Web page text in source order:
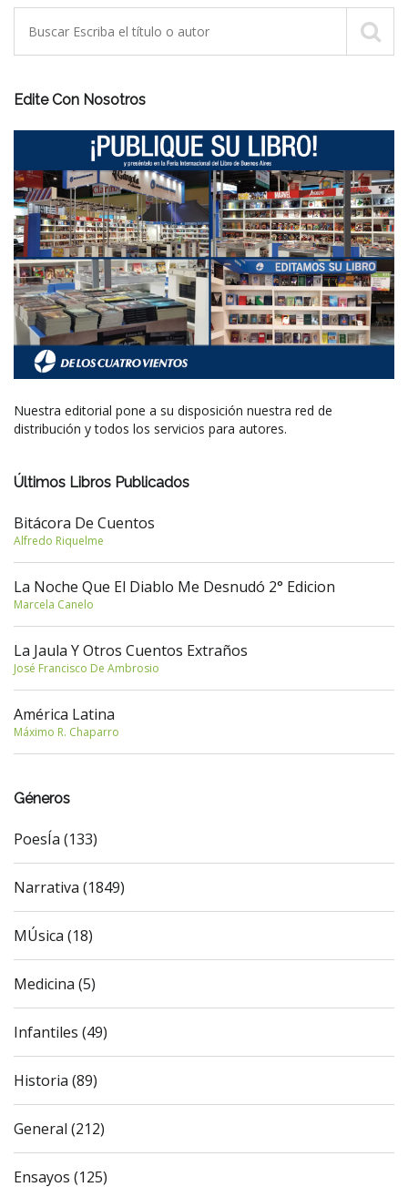
Edite Con Nosotros
Nuestra editorial pone a su disposición nuestra red de
distribución y todos los servicios para autores.
Últimos Libros Publicados
Bitácora De Cuentos
Alfredo Riquelme
La Noche Que El Diablo Me Desnudó 2° Edicion
Marcela Canelo
La Jaula Y Otros Cuentos Extraños
José Francisco De Ambrosio
América Latina
Máximo R. Chaparro
Géneros
PoesÍa (133)
Narrativa (1849)
MÚsica (18)
Medicina (5)
Infantiles (49)
Historia (89)
General (212)
Ensayos (125)